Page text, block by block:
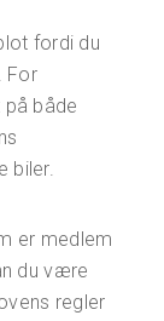
fordi du
For
både
biler.
er medlem
du være
regler